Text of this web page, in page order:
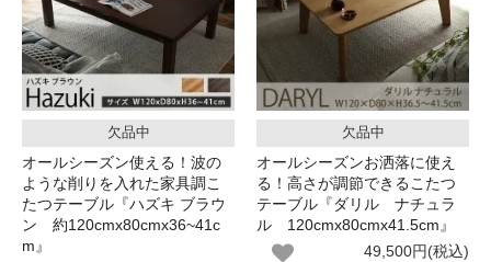
欠品中
オールシーズン使える！波の
ような削りを入れた家具調こ
たつテーブル『ハズキ ブラウ
ン 約120cmx80cmx36~41c
m』
欠品中
オールシーズンお洒落に使え
る！高さが調節できるこたつ
テーブル『ダリル ナチュラ
ル 120cmx80cmx41.5cm』
49,500円(税込)